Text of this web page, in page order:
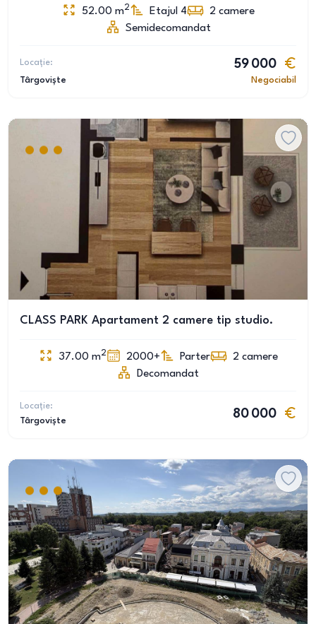
52.00 m2 Etajul 4 2 camere
Semidecomandat
Locație:
Târgoviște
59 000
Negociabil
CLASS PARK Apartament 2 camere tip studio.
37.00 m2 2000+ Parter 2 camere
Decomandat
Locație:
Târgoviște
80 000